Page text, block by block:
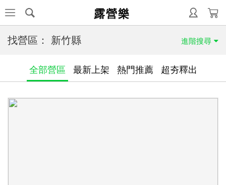
露營樂
找營區： 新竹縣 進階搜尋
全部營區 最新上架 熱門推薦 超夯釋出